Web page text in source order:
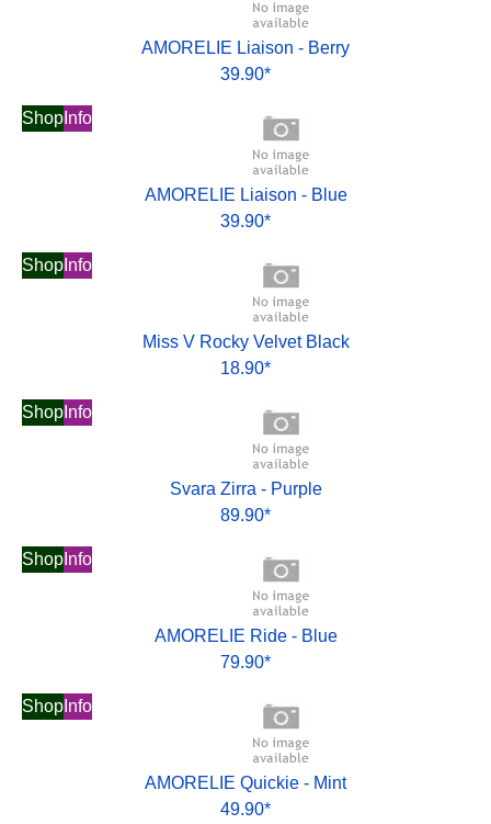
AMORELIE Liaison - Berry
39.90*
Shop Info
AMORELIE Liaison - Blue
39.90*
Shop Info
Miss V Rocky Velvet Black
18.90*
Shop Info
Svara Zirra - Purple
89.90*
Shop Info
AMORELIE Ride - Blue
79.90*
Shop Info
AMORELIE Quickie - Mint
49.90*